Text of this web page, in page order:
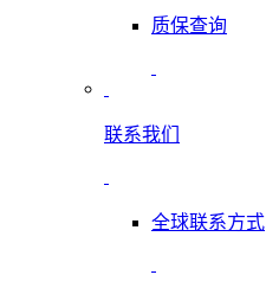
质保查询
联系我们
全球联系方式